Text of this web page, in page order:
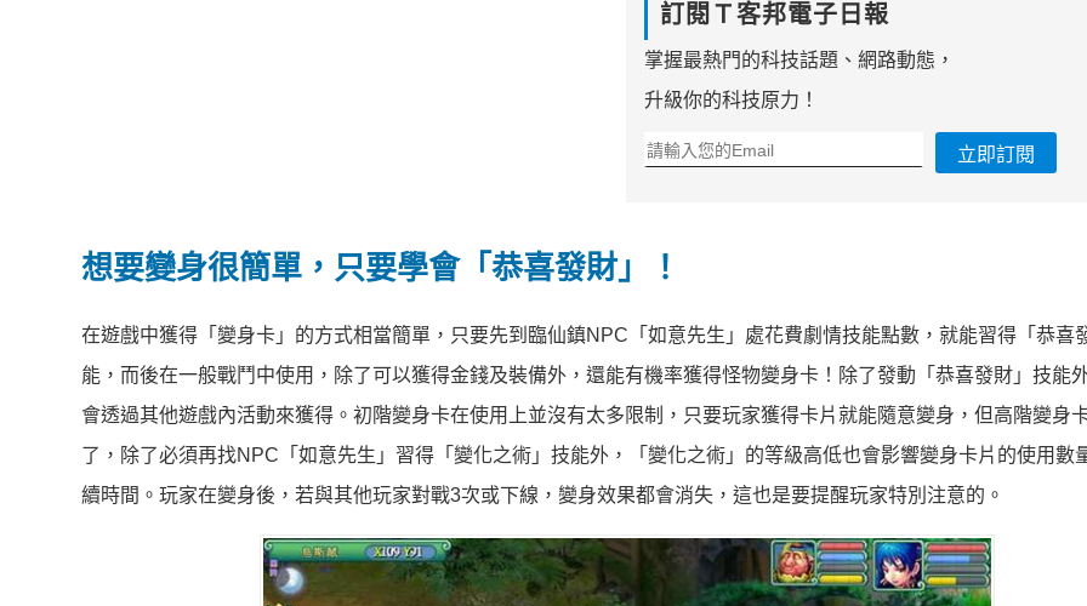
訂閱Ｔ客邦電子日報
掌握最熱門的科技話題、網路動態，
升級你的科技原力！
立即訂閱
想要變身很簡單，只要學會「恭喜發財」！
在遊戲中獲得「變身卡」的方式相當簡單，只要先到臨仙鎮NPC「如意先生」處花費劇情技能點數，就能習得「恭喜
能，而後在一般戰鬥中使用，除了可以獲得金錢及裝備外，還能有機率獲得怪物變身卡！除了發動「恭喜發財」技能
會透過其他遊戲內活動來獲得。初階變身卡在使用上並沒有太多限制，只要玩家獲得卡片就能隨意變身，但高階變身
了，除了必須再找NPC「如意先生」習得「變化之術」技能外，「變化之術」的等級高低也會影響變身卡片的使用數
續時間。玩家在變身後，若與其他玩家對戰3次或下線，變身效果都會消失，這也是要提醒玩家特別注意的。